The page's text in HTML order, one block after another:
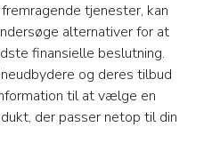
tjenester, kan
alternativer for at
finansielle beslutning.
og deres tilbud
til at vælge en
der passer netop til din